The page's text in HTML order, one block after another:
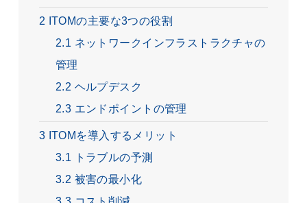
2 ITOMの主要な3つの役割
2.1 ネットワークインフラストラクチャの
管理
2.2 ヘルプデスク
2.3 エンドポイントの管理
3 ITOMを導入するメリット
3.1 トラブルの予測
3.2 被害の最小化